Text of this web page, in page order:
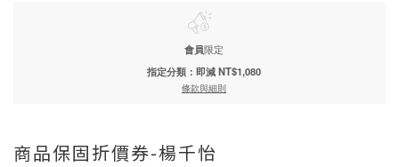
會員限定
指定分類：即減 NT$1,080
條款與細則
商品保固折價券-楊千怡